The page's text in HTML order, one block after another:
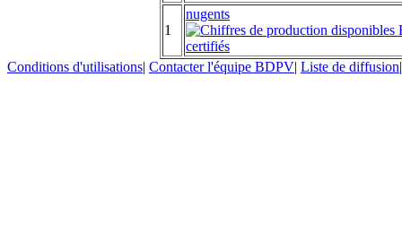
1
nugents
Conditions d'utilisations| Contacter l'équipe BDPV| Liste de diffusion